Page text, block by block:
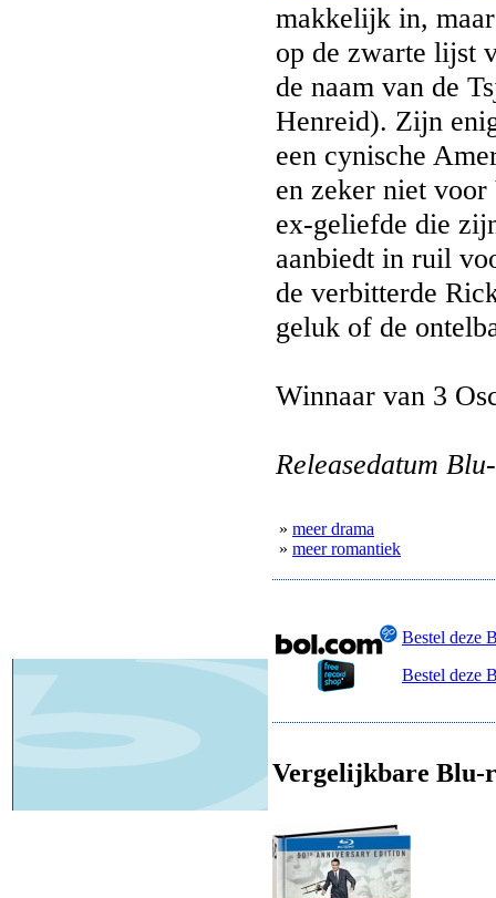
makkelijk in,
op de zwarte lijst
de naam van de
Henreid). Zijn
een cynische
en zeker niet
ex-geliefde die
aanbiedt in ruil
de verbitterde
geluk of de
Winnaar van 3
Releasedatum
» meer drama
» meer romantiek
Bestel deze
Bestel deze
Vergelijkbare Blu-